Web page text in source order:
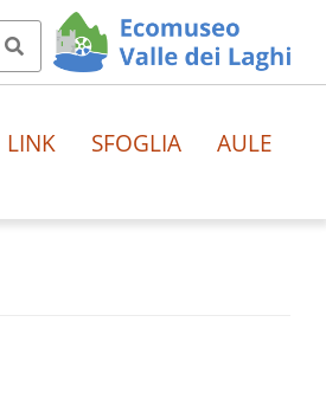
LINK SFOGLIA AULE